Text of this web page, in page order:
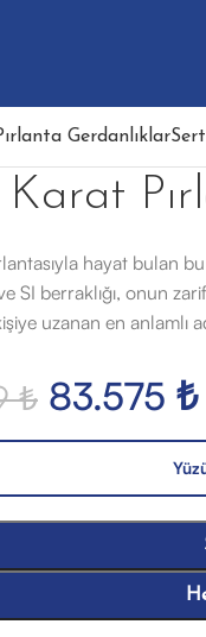
Gerdanlıklar
hayat bulan
SI berraklığı, onun
uzanan en anlamlı
₺ 83.575 ₺